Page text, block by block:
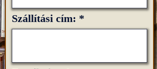
Szállítási cím: